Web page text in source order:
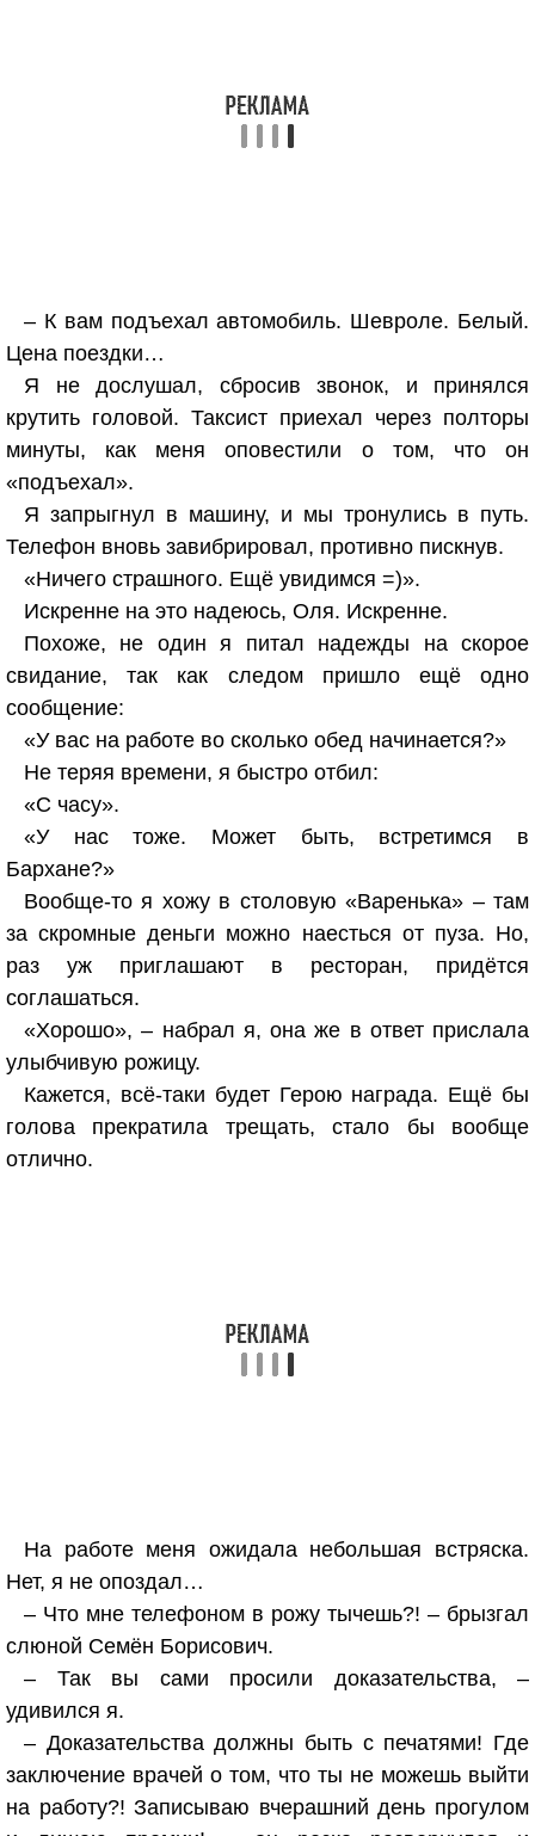
– К вам подъехал автомобиль. Шевроле. Белый.
Цена поездки…
Я не дослушал, сбросив звонок, и принялся
крутить головой. Таксист приехал через полторы
минуты, как меня оповестили о том, что он
«подъехал».
Я запрыгнул в машину, и мы тронулись в путь.
Телефон вновь завибрировал, противно пискнув.
«Ничего страшного. Ещё увидимся =)».
Искренне на это надеюсь, Оля. Искренне.
Похоже, не один я питал надежды на скорое
свидание, так как следом пришло ещё одно
сообщение:
«У вас на работе во сколько обед начинается?»
Не теряя времени, я быстро отбил:
«С часу».
«У нас тоже. Может быть, встретимся в
Бархане?»
Вообще-то я хожу в столовую «Варенька» – там
за скромные деньги можно наесться от пуза. Но,
раз уж приглашают в ресторан, придётся
соглашаться.
«Хорошо», – набрал я, она же в ответ прислала
улыбчивую рожицу.
Кажется, всё-таки будет Герою награда. Ещё бы
голова прекратила трещать, стало бы вообще
отлично.
На работе меня ожидала небольшая встряска.
Нет, я не опоздал…
– Что мне телефоном в рожу тычешь?! – брызгал
слюной Семён Борисович.
– Так вы сами просили доказательства, –
удивился я.
– Доказательства должны быть с печатями! Где
заключение врачей о том, что ты не можешь выйти
на работу?! Записываю вчерашний день прогулом